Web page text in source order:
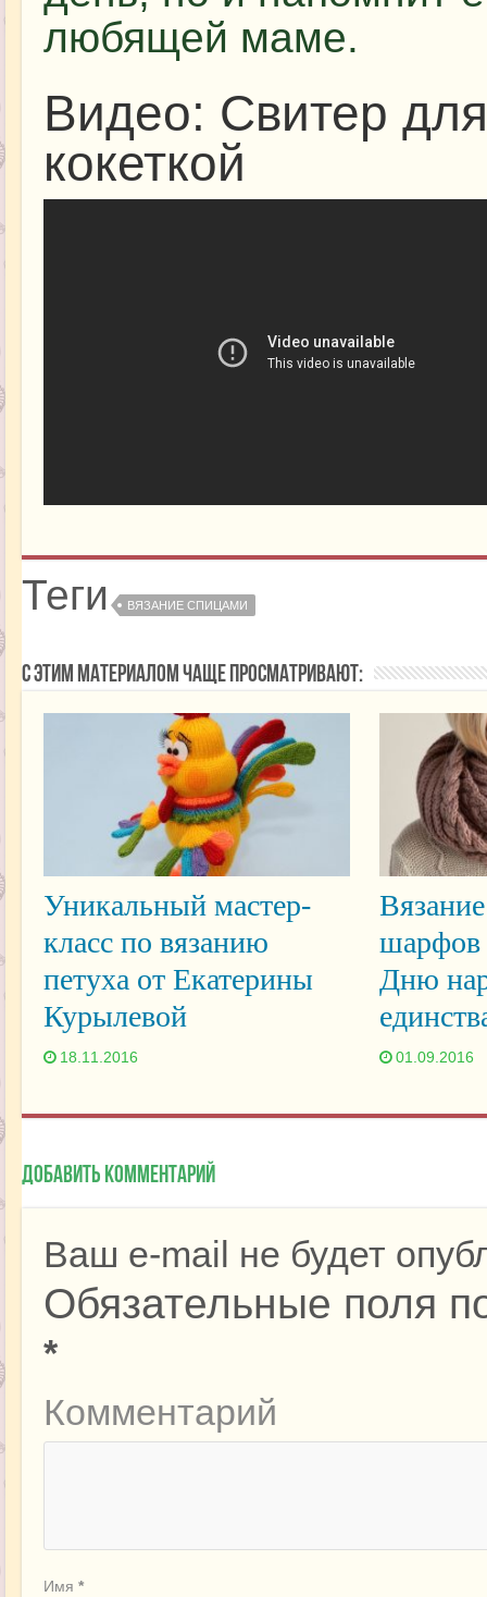
любящей маме.
Видео: Свитер
кокеткой
Теги ВЯЗАНИЕ СПИЦАМИ
С этим материалом чаще просматривают:
Уникальный мастер-
класс по вязанию
петуха от Екатерины
Курылевой
18.11.2016
шарфов
Дню
01.09.2016
Добавить комментарий
Ваш e-mail не будет
Обязательные поля
*
Комментарий
Имя *